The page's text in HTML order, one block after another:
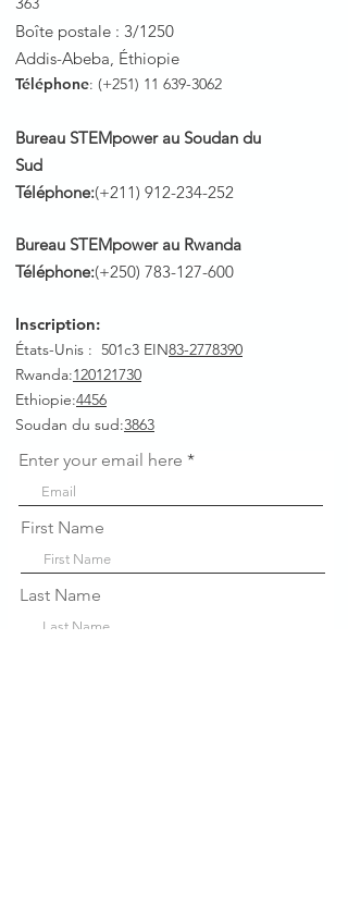
Boîte postale : 3/1250
Addis-Abeba, Éthiopie
Téléphone: (+251) 11 639-3062
Bureau STEMpower au Soudan du
Sud
Téléphone:(+211) 912-234-252
Bureau STEMpower au Rwanda
Téléphone:(+250) 783-127-600
Inscription:
États-Unis : 501c3 EIN83-2778390
Rwanda:120121730
Ethiopie:4456
Soudan du sud:3863
Enter your email here
First Name
Last Name